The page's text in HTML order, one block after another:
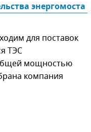
энергомоста
для поставок
ТЭС
мощностью
компания